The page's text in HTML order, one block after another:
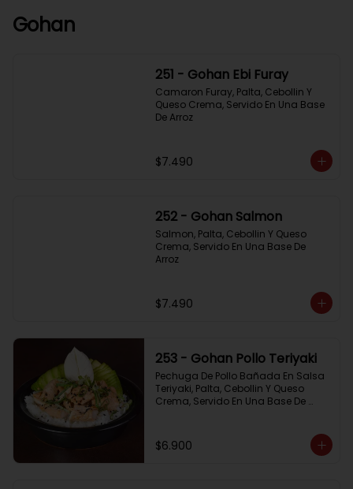
Gohan
251 - Gohan Ebi Furay
Camaron Furay, Palta, Cebollin Y
Queso Crema, Servido En Una Base
De Arroz
$7.490
252 - Gohan Salmon
Salmon, Palta, Cebollin Y Queso
Crema, Servido En Una Base De
Arroz
$7.490
253 - Gohan Pollo Teriyaki
Pechuga De Pollo Bañada En Salsa
Teriyaki, Palta, Cebollin Y Queso
Crema, Servido En Una Base De
$6.900